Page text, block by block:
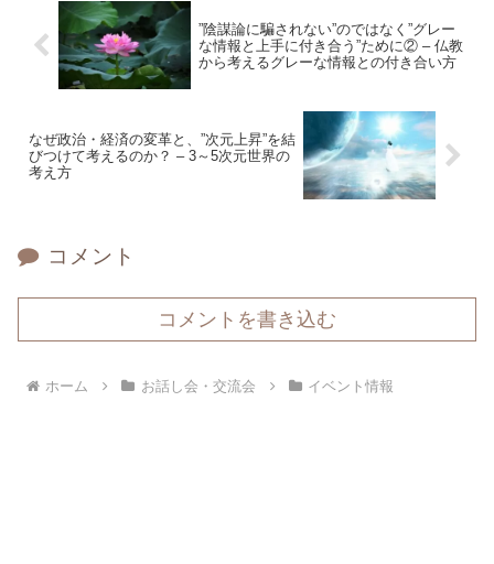
”陰謀論に騙されない”のではなく”グレー
な情報と上手に付き合う”ために② – 仏教
から考えるグレーな情報との付き合い方
なぜ政治・経済の変革と、”次元上昇”を結
びつけて考えるのか？ – 3～5次元世界の
考え方
コメント
コメントを書き込む
ホーム お話し会・交流会 イベント情報